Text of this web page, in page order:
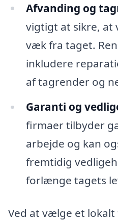
Afvanding og
vigtigt at sikre, at
væk fra taget.
inkludere
af tagrender og
Garanti og
firmaer tilbyder
arbejde og kan
fremtidig
forlænge tagets
Ved at vælge et